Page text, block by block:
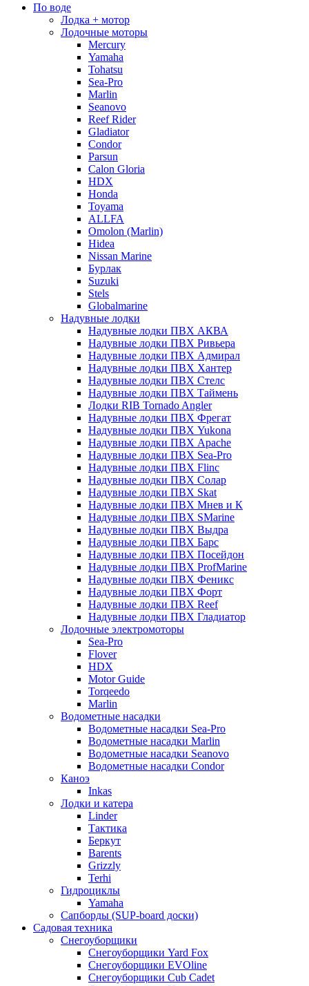
По воде
Лодка + мотор
Лодочные моторы
Mercury
Yamaha
Tohatsu
Sea-Pro
Marlin
Seanovo
Reef Rider
Gladiator
Condor
Parsun
Calon Gloria
HDX
Honda
Toyama
ALLFA
Omolon (Marlin)
Hidea
Nissan Marine
Бурлак
Suzuki
Stels
Globalmarine
Надувные лодки
Надувные лодки ПВХ АКВА
Надувные лодки ПВХ Ривьера
Надувные лодки ПВХ Адмирал
Надувные лодки ПВХ Хантер
Надувные лодки ПВХ Стелс
Надувные лодки ПВХ Таймень
Лодки RIB Tornado Angler
Надувные лодки ПВХ Фрегат
Надувные лодки ПВХ Yukona
Надувные лодки ПВХ Apache
Надувные лодки ПВХ Sea-Pro
Надувные лодки ПВХ Flinc
Надувные лодки ПВХ Солар
Надувные лодки ПВХ Skat
Надувные лодки ПВХ Мнев и К
Надувные лодки ПВХ SMarine
Надувные лодки ПВХ Выдра
Надувные лодки ПВХ Барс
Надувные лодки ПВХ Посейдон
Надувные лодки ПВХ ProfMarine
Надувные лодки ПВХ Феникс
Надувные лодки ПВХ Форт
Надувные лодки ПВХ Reef
Надувные лодки ПВХ Гладиатор
Лодочные электромоторы
Sea-Pro
Flover
HDX
Motor Guide
Torqeedo
Marlin
Водометные насадки
Водометные насадки Sea-Pro
Водометные насадки Marlin
Водометные насадки Seanovo
Водометные насадки Condor
Каноэ
Inkas
Лодки и катера
Linder
Тактика
Беркут
Barents
Grizzly
Terhi
Гидроциклы
Yamaha
Сапборды (SUP-board доски)
Садовая техника
Снегоуборщики
Снегоуборщики Yard Fox
Снегоуборщики EVOline
Снегоуборщики Cub Cadet